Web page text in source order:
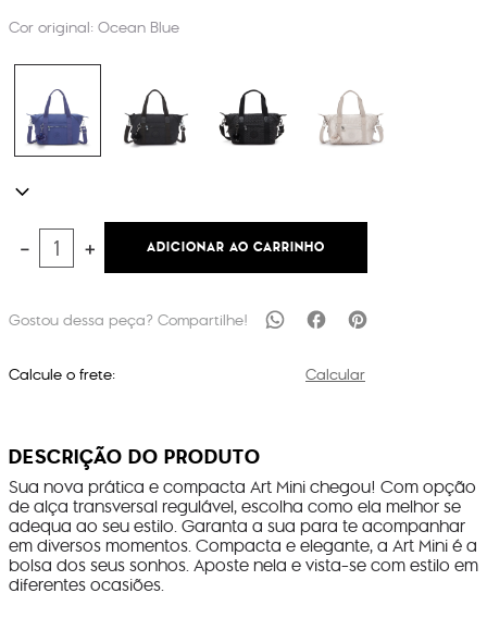
Cor original: Ocean Blue
＋
－ ADICIONAR AO CARRINHO
Calcule o frete: Calcular
DESCRIÇÃO DO PRODUTO
Sua nova prática e compacta Art Mini chegou! Com opção
de alça transversal regulável, escolha como ela melhor se
adequa ao seu estilo. Garanta a sua para te acompanhar
em diversos momentos. Compacta e elegante, a Art Mini é a
bolsa dos seus sonhos. Aposte nela e vista-se com estilo em
diferentes ocasiões.